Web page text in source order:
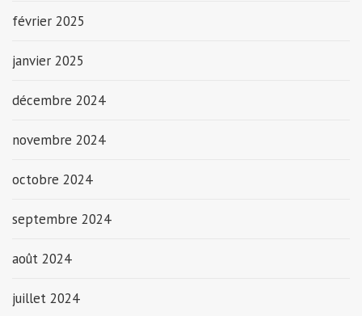
février 2025
janvier 2025
décembre 2024
novembre 2024
octobre 2024
septembre 2024
août 2024
juillet 2024